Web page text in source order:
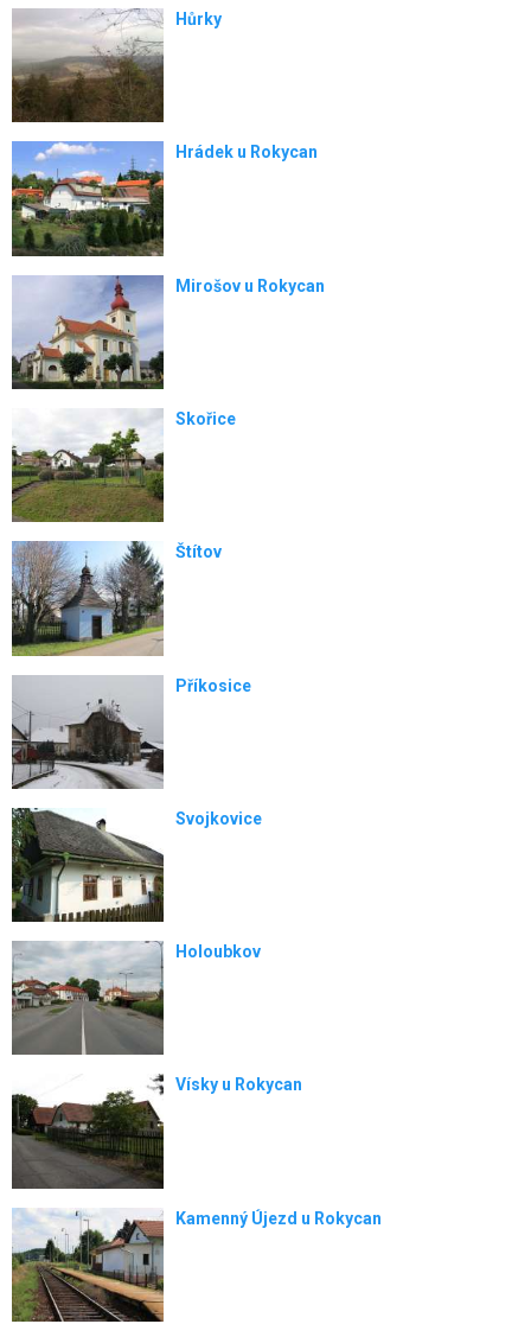
Hůrky
Hrádek u Rokycan
Mirošov u Rokycan
Skořice
Štítov
Příkosice
Svojkovice
Holoubkov
Vísky u Rokycan
Kamenný Újezd u Rokycan